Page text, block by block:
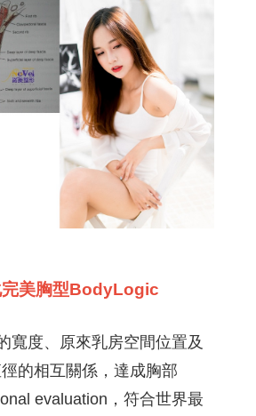
完美胸型BodyLogic
寬度、原來乳房空間位置及
的相互關係，達成胸部
evaluation，符合世界最